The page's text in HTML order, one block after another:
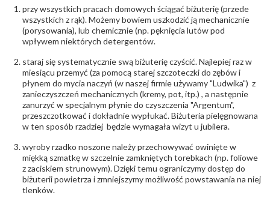
Bezpieczeństwo
- rodzaj
ostrzeżenia:
Nie nadaje się dla dzieci w wieku poniżej 3 lat
, Elementy w wyrobie wykonane z białego złota
zawierają nikiel
przy wszystkich pracach domowych ściągać biżuterię (przede
wszystkich z rąk). Możemy bowiem uszkodzić ją mechanicznie
(porysowania), lub chemicznie (np. pęknięcia lutów pod
wpływem niektórych detergentów.
staraj się systematycznie swą biżuterię czyścić. Najlepiej raz w
miesiącu przemyć (za pomocą starej szczoteczki do zębów i
płynem do mycia naczyń (w naszej firmie używamy "Ludwika") z
zanieczyszczeń mechanicznych (kremy, pot, itp.) , a następnie
zanurzyć w specjalnym płynie do czyszczenia "Argentum",
przeszczotkować i dokładnie wypłukać. Biżuteria pielęgnowana
w ten sposób rzadziej będzie wymagała wizyt u jubilera.
wyroby rzadko noszone należy przechowywać owinięte w
miękką szmatkę w szczelnie zamkniętych torebkach (np. foliowe
z zaciskiem strunowym). Dzięki temu ograniczymy dostęp do
biżuterii powietrza i zmniejszymy możliwość powstawania na niej
tlenków.